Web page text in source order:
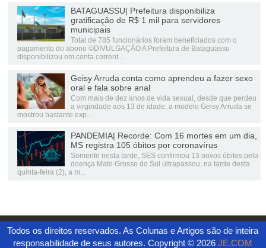
BATAGUASSU| Prefeitura disponibiliza
gratificação de R$ 1 mil para servidores
municipais
Total de 785 funcionários foram beneficiados com o
pagamento do abono ©DIVULGAÇÃO A Prefeitura de Bataguassu
disponibilizou em conta corrent...
Geisy Arruda conta como aprendeu a fazer sexo
oral e fala sobre anal
Com mais de dez anos de vida sexual, desde que perdeu
a virgindade aos 13 de idade, a modelo Geisy Arruda se
mostrou bastante exp...
PANDEMIA| Recorde: Com 16 mortes em um dia,
MS registra 105 óbitos por coronavírus
Somente nesta tarde, SES confirmou 13 novos óbitos pela
doença Mato Grosso do Sul ultrapassou, na tarde desta
quinta-feira (2), a m...
Todos os direitos reservados. As Colunas e Artigos são de inteira
responsabilidade de seus autores. Copyright © 2026JE.COM